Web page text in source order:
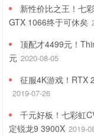
新性价比之王！七
GTX 1066终于可休矣
顶配才4499元！
元 2020-08-05
征服4K游戏！RTX
2019-07-26
千元好板！七彩虹
定锐龙9 3900X 2019-